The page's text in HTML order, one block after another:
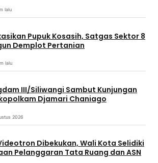
lalu
Pupuk Kosasih, Satgas Sektor 8
Demplot Pertanian
lalu
III/Siliwangi Sambut Kunjungan
Djamari Chaniago
2026
Dibekukan, Wali Kota Selidiki
Pelanggaran Tata Ruang dan ASN